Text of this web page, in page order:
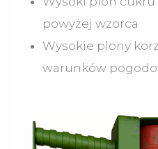
powyżej wzorca
Wysokie plony
warunków